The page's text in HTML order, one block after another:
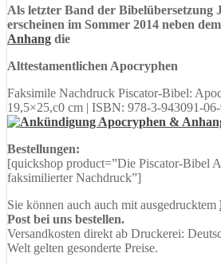
Als letzter Band der Bibelübersetzung
erscheinen im Sommer 2014 neben dem
Anhang die
Alttestamentlichen Apocryphen
Faksimile Nachdruck Piscator-Bibel:
19,5×25,c0 cm | ISBN: 978-3-943091-
Bestellungen:
[quickshop product=”Die Piscator-Bibel
faksimilierter Nachdruck”]
Sie können auch auch mit ausgedrucktem
Post bei uns bestellen.
Versandkosten direkt ab Druckerei:
Welt gelten gesonderte Preise.